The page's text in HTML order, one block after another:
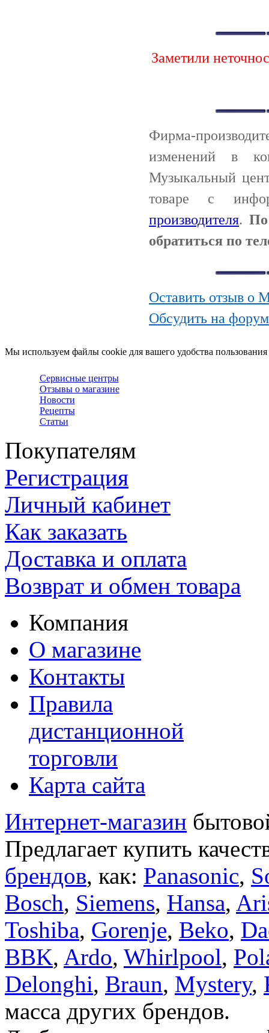
Заметили
Фирма-
изменений в
Музыкальный
товаре с
производителя.
обратиться по
Оставить отзыв о
Обсудить на
Мы используем файлы cookie для вашего удобства
Сервисные центры
Отзывы о магазине
Новости
Рецепты
Статьи
Покупателям
Регистрация
Личный кабинет
Как заказать
Доставка и оплата
Возврат и обмен товара
Компания
О магазине
Контакты
Правила
дистанционной
торговли
Карта сайта
Интернет-магазин
Предлагает купить
брендов, как: Panasonic,
Bosch, Siemens, Hansa,
Toshiba, Gorenje, Beko,
BBK, Ardo, Whirlpool,
Delonghi, Braun, Mystery,
масса других брендов.